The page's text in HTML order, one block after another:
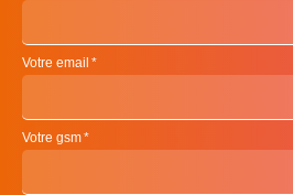
Votre email
Votre gsm